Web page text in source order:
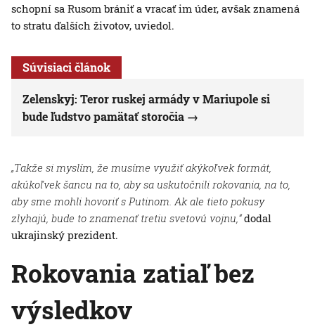
schopní sa Rusom brániť a vracať im úder, avšak znamená
to stratu ďalších životov, uviedol.
Súvisiaci článok
Zelenskyj: Teror ruskej armády v Mariupole si
bude ľudstvo pamätať storočia
„Takže si myslím, že musíme využiť akýkoľvek formát,
akúkoľvek šancu na to, aby sa uskutočnili rokovania, na to,
aby sme mohli hovoriť s Putinom. Ak ale tieto pokusy
zlyhajú, bude to znamenať tretiu svetovú vojnu,“dodal
ukrajinský prezident.
Rokovania zatiaľ bez
výsledkov